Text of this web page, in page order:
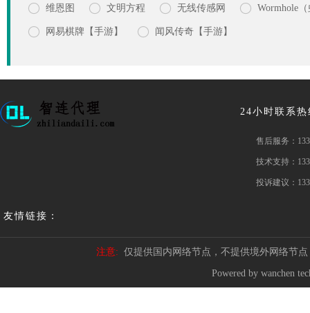
 维恩图  文明方程  无线传感网  Wormhole
 网易棋牌【手游】  闻风传奇【手游】
24小时联系
售后服务：
技术支持：
投诉建议：
友情链接：
注意: 仅提供国内网络节点，不提供境外网络节
Powered by wanchen